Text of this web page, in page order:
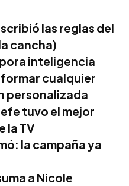
las reglas del
cancha)
inteligencia
cualquier
personalizada
tuvo el mejor
la TV
la campaña ya
a Nicole